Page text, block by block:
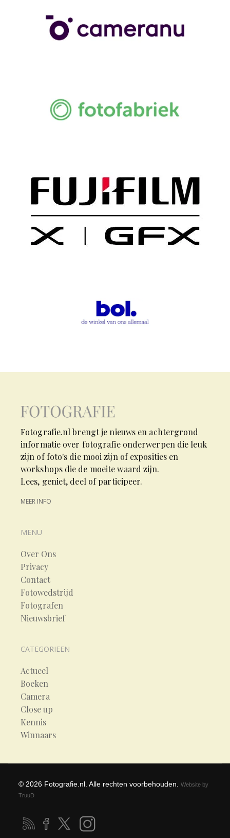
Fotografie.nl brengt je nieuws en achtergrond
informatie over fotografie onderwerpen die leuk
zijn of foto's die mooi zijn of exposities en
workshops die de moeite waard zijn.
Lees, geniet, deel of participeer.
MEER INFO
MENU
Over Ons
Privacy
Contact
Fotowedstrijd
Fotografen
Nieuwsbrief
CATEGORIEEN
Actueel
Boeken
Camera
Close up
Kennis
Winnaars
© 2026 Fotografie.nl. Alle rechten voorbehouden.
Website by
TruuD